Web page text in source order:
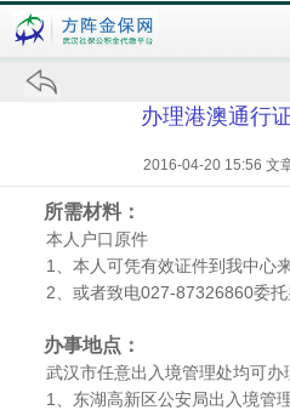
办理港澳通行
2016-04-20 15:56 文
所需材料：
本人户口原件
1、本人可凭有效证件到我中心
2、或者致电027-87326860委托
办事地点：
武汉市任意出入境管理处均可办
1、东湖高新区公安局出入境管